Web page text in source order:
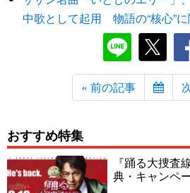
中歌として起用 物語の“核心”
« 前の記事
おすすめ特集
『踊る大捜査
典・キャンペ